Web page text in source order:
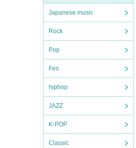
Japanese music
Rock
Pop
Fes
hiphop
JAZZ
K-POP
Classic